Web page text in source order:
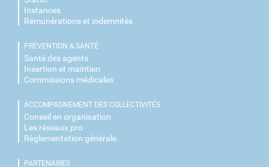
Instances
Rémunérations et indemnités
PRÉVENTION & SANTÉ
Santé des agents
Insertion et maintien
Commissions médicales
ACCOMPAGNEMENT DES COLLECTIVITÉS
Conseil en organisation
Les réseaux pro
Règlementation générale
PARTENAIRES